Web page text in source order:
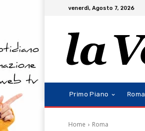
venerdì, Agosto 7, 2026
Primo Piano Roma
Home Roma